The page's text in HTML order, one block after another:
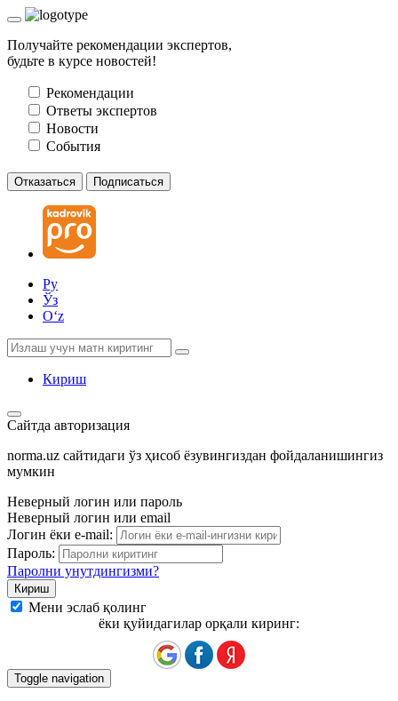
Получайте рекомендации экспертов,
будьте в курсе новостей!
Рекомендации
Ответы экспертов
Новости
События
Отказаться Подписаться
Ру
Ўз
Oʻz
Кириш
Сайтда авторизация
norma.uz сайтидаги ўз ҳисоб ёзувингиздан фойдаланишингиз
мумкин
Неверный логин или пароль
Неверный логин или email
Логин ёки e-mail:
Пароль:
Паролни унутдингизми?
Мени эслаб қолинг
ёки қуйидагилар орқали киринг:
Toggle navigation